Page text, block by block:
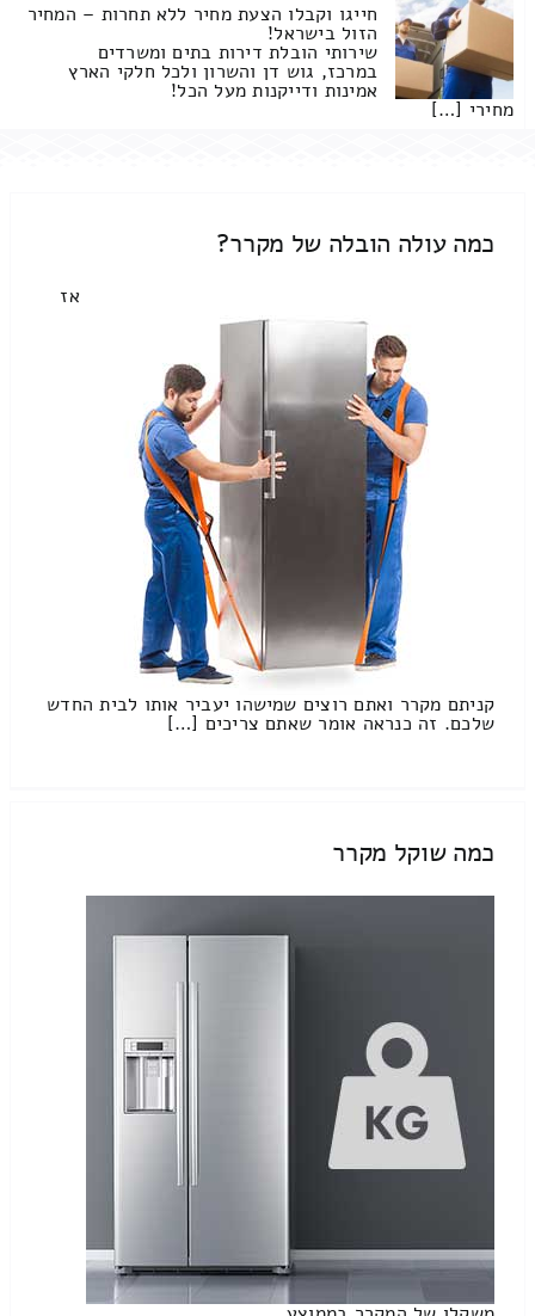
חייגו וקבלו הצעת מחיר ללא תחרות – המחיר
הזול בישראל!
שירותי הובלת דירות בתים ומשרדים
במרכז, גוש דן והשרון ולכל חלקי הארץ
אמינות ודייקנות מעל הכל!
מחירי […]
כמה עולה הובלה של מקרר?
אז
קניתם מקרר ואתם רוצים שמישהו יעביר אותו לבית החדש
שלכם. זה כנראה אומר שאתם צריכים […]
כמה שוקל מקרר